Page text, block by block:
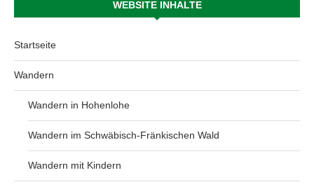
WEBSITE INHALTE
Startseite
Wandern
Wandern in Hohenlohe
Wandern im Schwäbisch-Fränkischen Wald
Wandern mit Kindern